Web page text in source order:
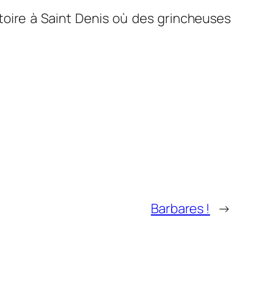
à Saint Denis où des grincheuses
Barbares ! →